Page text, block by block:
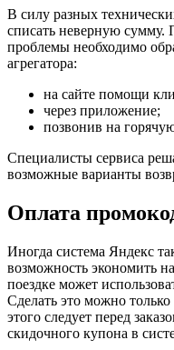
В силу разных
списать неверную сумму.
проблемы необходимо
агрегатора:
на сайте помощи
через приложение;
позвонив на
Специалисты сервиса
возможные варианты
Оплата
Иногда система Яндекс
возможность экономить
поездке может
Сделать это можно
этого следует перед
скидочного купона в